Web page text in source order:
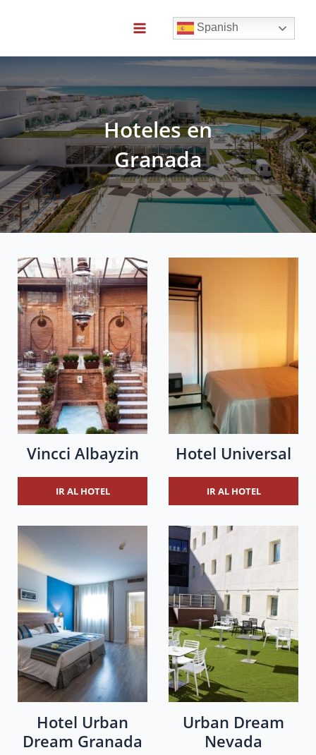
Main
Menu
Spanish
Hoteles en
Granada
Vincci Albayzin
IR AL HOTEL
Hotel Universal
IR AL HOTEL
Hotel Urban
Dream Granada
Urban Dream
Nevada